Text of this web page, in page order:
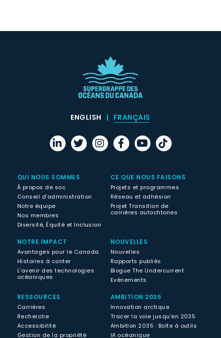
ENGLISH FRANÇAIS
QUI NOUS SOMMES
À propos de soc
Conseil d’administration
Notre équipe
Nos membres
Diversité, Équité et Inclusion
CE QUE NOUS FAISONS
Projets et programmes
Réseau et adhésion
Projet Transition de
carrières autochtones
NOTRE IMPACT
Avantages pour le Canada
Histoires à conter
L’avenir des technologies
océaniques
NOUVELLES
Nouvelles
Rapports publiés
Blogue The Undercurrent
Evénements
RESSOURCES
Carrières
Recherche
Accessibilité
Gestion de la propriété
AMBITION 2035
Innovation arctique
Tracer la voie jusqu’en 2035
Ambition 2035 : Boîte à outils
IA océanique